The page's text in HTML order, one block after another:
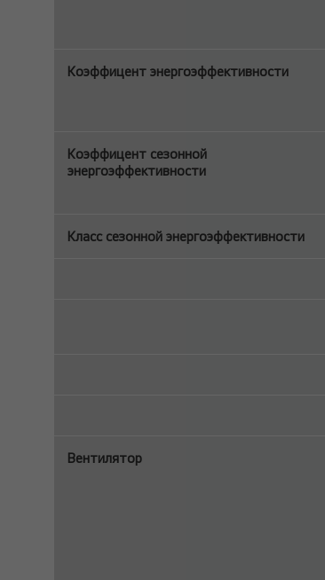
Коэффицент энергоэффективности
Коэффицент сезонной
энергоэффективности
Класс сезонной энергоэффективности
Вентилятор